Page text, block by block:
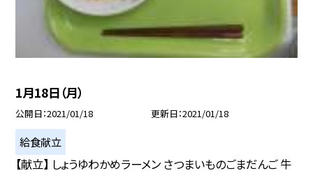
1月18日（月）
公開日 2021/01/18 更新日 2021/01/18
給食献立
【献立】 しょうゆわかめラーメン さつまいものごまだんご 牛